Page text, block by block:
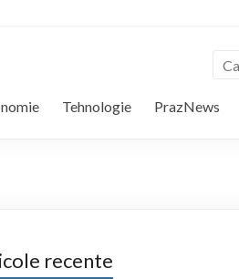
Tehnologie PrazNews
recente